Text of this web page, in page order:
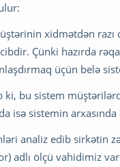
xidmətdən razı
Çünki hazırda
üçün belə
bu sistem
isə sistemin
analiz edib sirkətin
adlı ölçü vahidimiz